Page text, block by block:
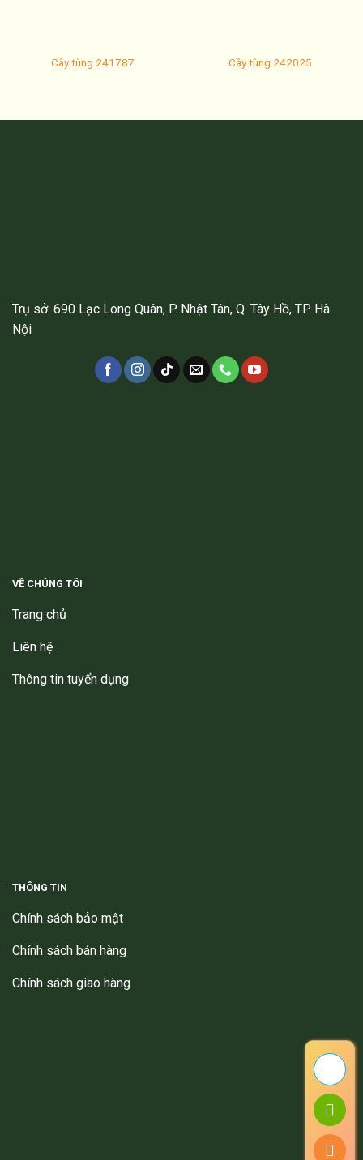
Cây tùng 241787 Cây tùng 242025
Trụ sở: 690 Lạc Long Quân, P. Nhật Tân, Q. Tây Hồ, TP Hà
Nội
VỀ CHÚNG TÔI
Trang chủ
Liên hệ
Thông tin tuyển dụng
THÔNG TIN
Chính sách bảo mật
Chính sách bán hàng
Chính sách giao hàng